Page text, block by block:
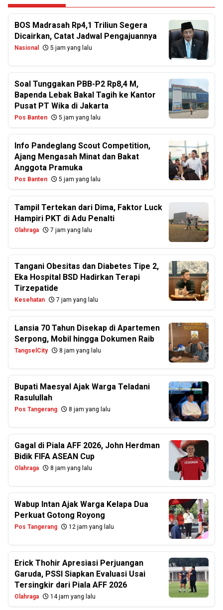
BOS Madrasah Rp4,1 Triliun Segera
Dicairkan, Catat Jadwal Pengajuannya
Nasional 5 jam yang lalu
Soal Tunggakan PBB-P2 Rp8,4 M,
Bapenda Lebak Bakal Tagih ke Kantor
Pusat PT Wika di Jakarta
Pos Banten 5 jam yang lalu
Info Pandeglang Scout Competition,
Ajang Mengasah Minat dan Bakat
Anggota Pramuka
Pos Banten 5 jam yang lalu
Tampil Tertekan dari Dima, Faktor Luck
Hampiri PKT di Adu Penalti
Olahraga 7 jam yang lalu
Tangani Obesitas dan Diabetes Tipe 2,
Eka Hospital BSD Hadirkan Terapi
Tirzepatide
Kesehatan 7 jam yang lalu
Lansia 70 Tahun Disekap di Apartemen
Serpong, Mobil hingga Dokumen Raib
TangselCity 8 jam yang lalu
Bupati Maesyal Ajak Warga Teladani
Rasulullah
Pos Tangerang 8 jam yang lalu
Gagal di Piala AFF 2026, John Herdman
Bidik FIFA ASEAN Cup
Olahraga 8 jam yang lalu
Wabup Intan Ajak Warga Kelapa Dua
Perkuat Gotong Royong
Pos Tangerang 12 jam yang lalu
Erick Thohir Apresiasi Perjuangan
Garuda, PSSI Siapkan Evaluasi Usai
Tersingkir dari Piala AFF 2026
Olahraga 14 jam yang lalu